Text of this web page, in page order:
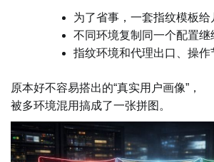
为了省事，一套指纹模板给
不同环境复制同一个配置继
指纹环境和代理出口、操作
原本好不容易搭出的“真实用户画像”，
被多环境混用搞成了一张拼图。